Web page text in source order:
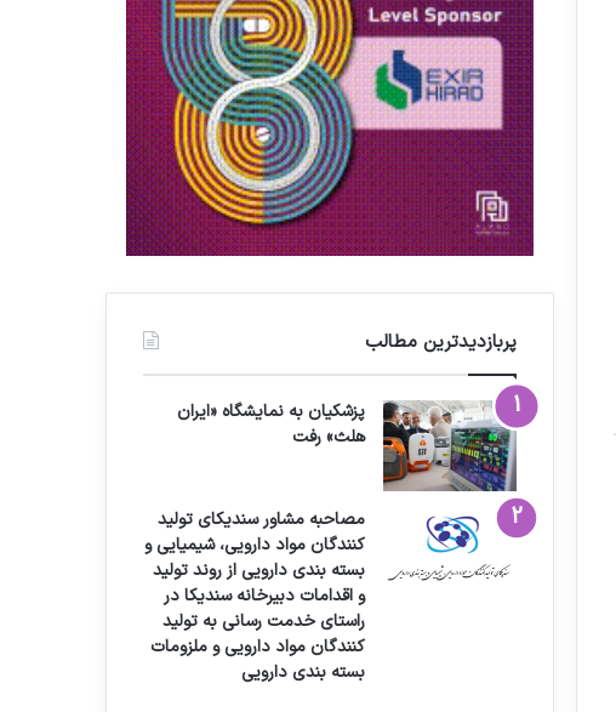
پربازدیدترین مطالب
پزشکیان به نمایشگاه «ایران
هلث» رفت
مصاحبه مشاور سندیکای تولید
کنندگان مواد دارویی، شیمیایی و
بسته بندی دارویی از روند تولید
و اقدامات دبیرخانه سندیکا در
راستای خدمت رسانی به تولید
کنندگان مواد دارویی و ملزومات
بسته بندی دارویی